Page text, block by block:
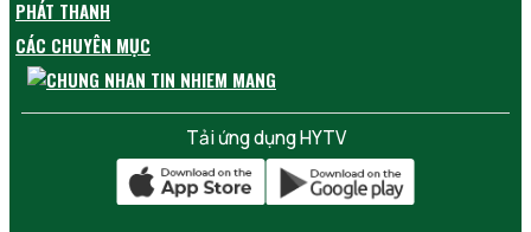
PHÁT THANH
CÁC CHUYÊN MỤC
Tải ứng dụng HYTV